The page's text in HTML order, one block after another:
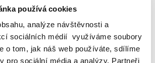
používá cookies
analýze návštěvnosti a
sociálních médií využíváme soubory
o tom, jak náš web používáte, sdílíme
pro sociální média a analýzy. Partneři
do boje a snaží se poslance přesvědčit,
potřeba